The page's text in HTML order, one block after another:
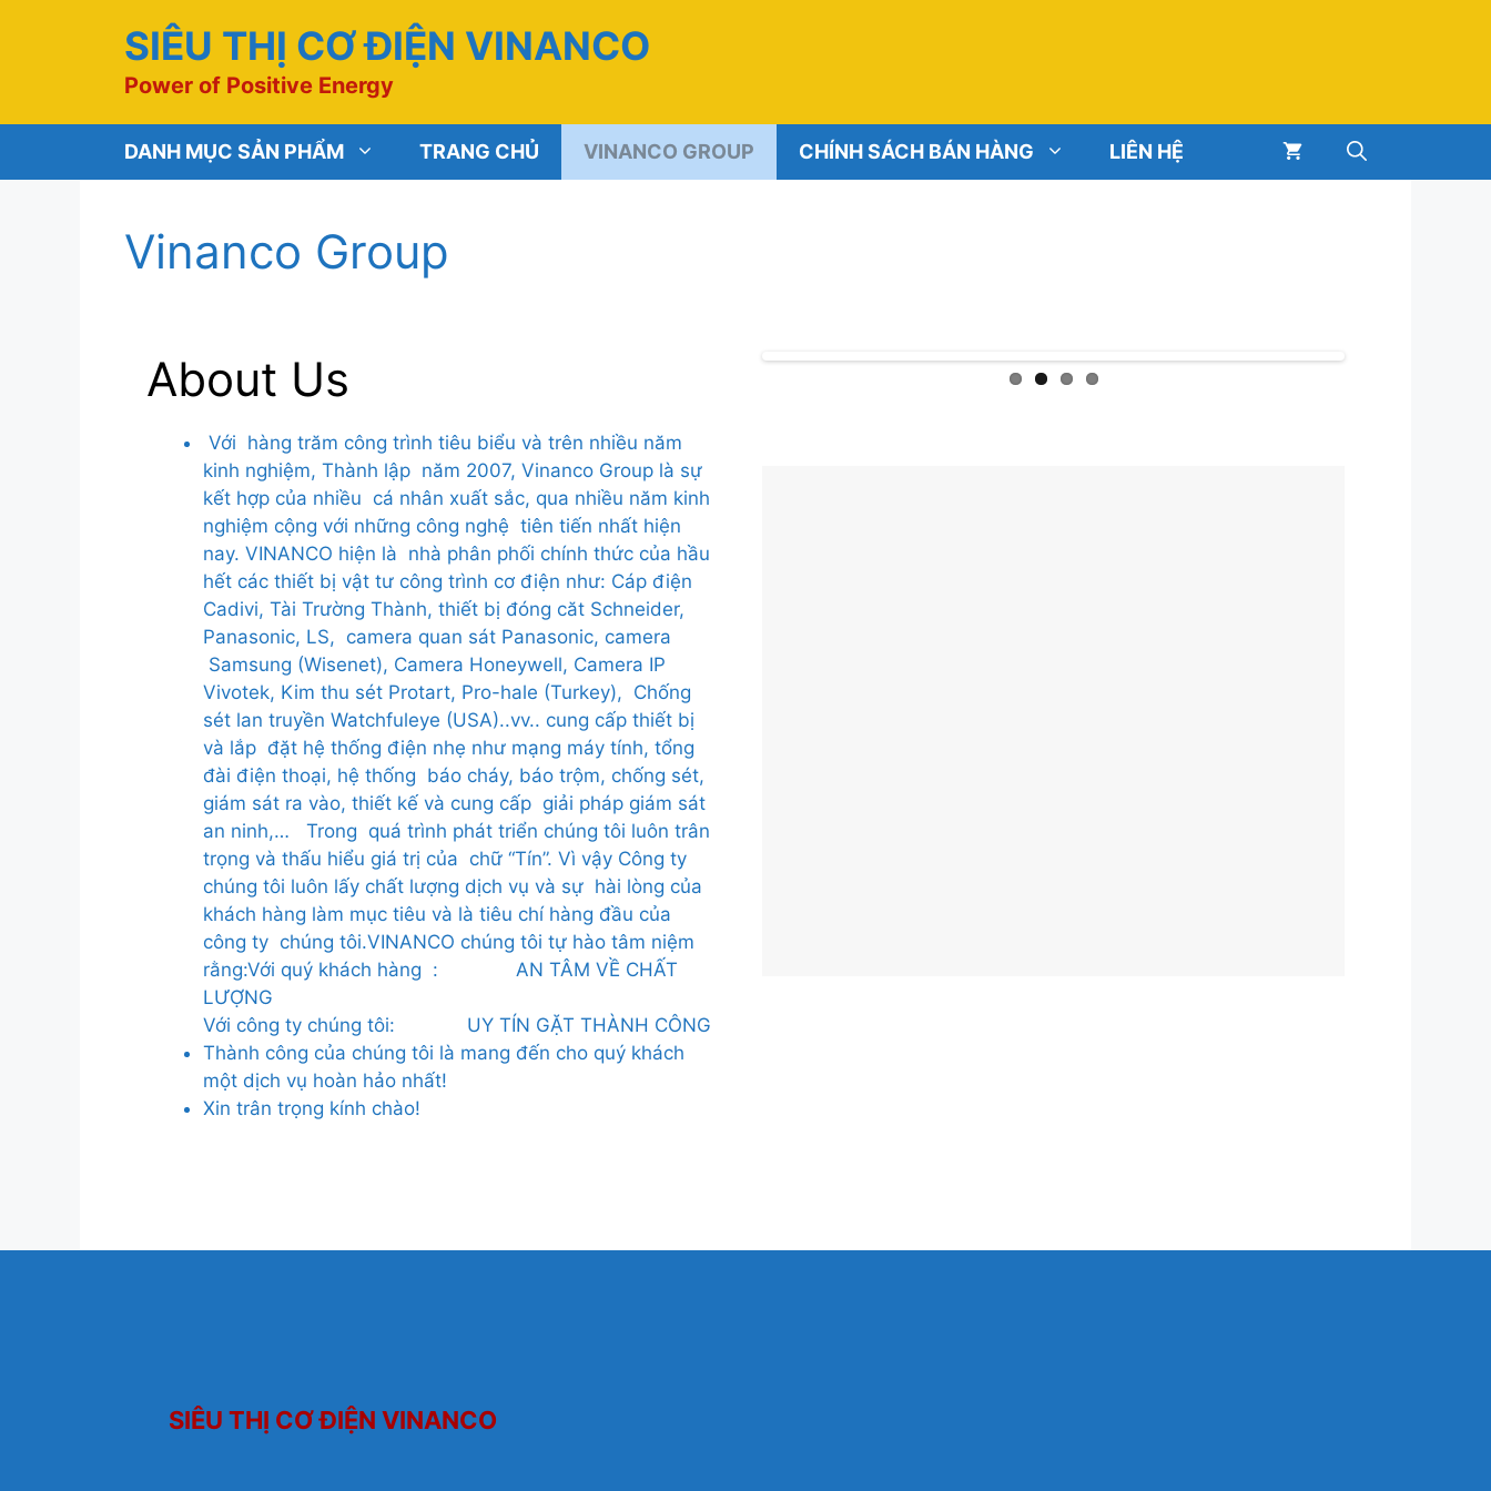
SIÊU THỊ CƠ ĐIỆN VINANCO
Power of Positive Energy
DANH MỤC SẢN PHẨM TRANG CHỦ VINANCO GROUP CHÍNH SÁCH BÁN HÀNG LIÊN HỆ
Vinanco Group
About Us
Với hàng trăm công trình tiêu biểu và trên nhiều năm
kinh nghiệm, Thành lập năm 2007, Vinanco Group là sự
kết hợp của nhiều cá nhân xuất sắc, qua nhiều năm kinh
nghiệm cộng với những công nghệ tiên tiến nhất hiện
nay. VINANCO hiện là nhà phân phối chính thức của hầu
hết các thiết bị vật tư công trình cơ điện như: Cáp điện
Cadivi, Tài Trường Thành, thiết bị đóng căt Schneider,
Panasonic, LS, camera quan sát Panasonic, camera
Samsung (Wisenet), Camera Honeywell, Camera IP
Vivotek, Kim thu sét Protart, Pro-hale (Turkey), Chống
sét lan truyền Watchfuleye (USA)..vv.. cung cấp thiết bị
và lắp đặt hệ thống điện nhẹ như mạng máy tính, tổng
đài điện thoại, hệ thống báo cháy, báo trộm, chống sét,
giám sát ra vào, thiết kế và cung cấp giải pháp giám sát
an ninh,… Trong quá trình phát triển chúng tôi luôn trân
trọng và thấu hiểu giá trị của chữ “Tín”. Vì vậy Công ty
chúng tôi luôn lấy chất lượng dịch vụ và sự hài lòng của
khách hàng làm mục tiêu và là tiêu chí hàng đầu của
công ty chúng tôi.VINANCO chúng tôi tự hào tâm niệm
rằng:Với quý khách hàng : AN TÂM VỀ CHẤT
LƯỢNG
Với công ty chúng tôi: UY TÍN GẶT THÀNH CÔNG
Thành công của chúng tôi là mang đến cho quý khách
một dịch vụ hoàn hảo nhất!
Xin trân trọng kính chào!
SIÊU THỊ CƠ ĐIỆN VINANCO